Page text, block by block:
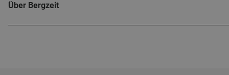
Über Bergzeit